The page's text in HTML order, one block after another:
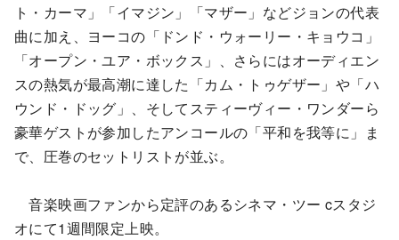
ト・カーマ」「イマジン」「マザー」などジョンの代表
曲に加え、ヨーコの「ドンド・ウォーリー・キョウコ」
「オープン・ユア・ボックス」、さらにはオーディエン
スの熱気が最高潮に達した「カム・トゥゲザー」や「ハ
ウンド・ドッグ」、そしてスティーヴィー・ワンダーら
豪華ゲストが参加したアンコールの「平和を我等に」ま
で、圧巻のセットリストが並ぶ。
音楽映画ファンから定評のあるシネマ・ツー cスタジ
オにて1週間限定上映。